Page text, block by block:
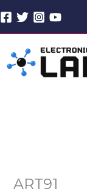
au
ART91